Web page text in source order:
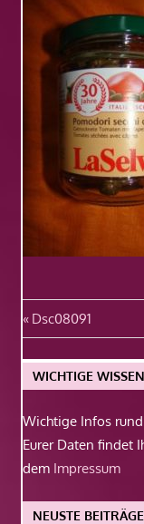
Vorheriger
Beitrag:
Dsc08091
WICHTIGE
Wichtige Infos
Eurer Daten findet
dem Impressum
NEUSTE BEITRÄGE